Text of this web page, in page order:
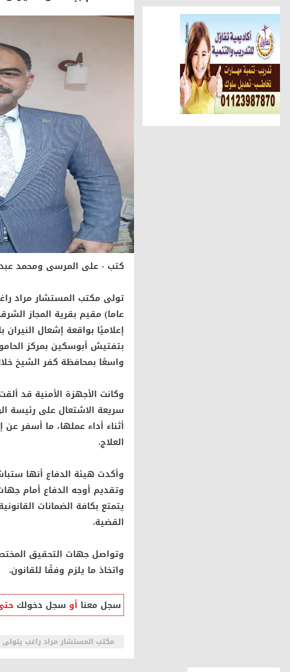
تهنئة الجريدة للاستاذ عبد السلام بلتاجي
أهم الأخبار
الوحدة المحلية بالحامول تستعين بسيارات طوارئ
حوادث وقضايا
ضبط عاطل وسيدة أثناء تعاطيهما المخدرات
مقالات وكتّاب
عطوة الزقم يكتب.. عبدالهادى حجازى الرجل
مقالات وكتّاب
شافيه ابو سمرة تكتب: فى حفل الزفاف ذكريات
شحاتة يهنئ عبد الحميد لنجاح نجله فى الثانوية
كتب - على المرسى ومحمد
عاما) مقيم بقرية المجاز
إعلاميًا بواقعة إشعال
بتفتيش أبوسكين بمركز
واسعًا بمحافظة كفر الشيخ
وكانت الأجهزة الأمنية قد
سريعة الاشتعال على رئيسة
أثناء أداء عملها، ما أسفر
العلاج.
وأكدت هيئة الدفاع أنها
وتقديم أوجه الدفاع أمام
يتمتع بكافة الضمانات
القضية.
وتواصل جهات التحقيق
واتخاذ ما يلزم وفقًا للقانون.
سجل معنا أو سجل دخولك
مكتب المستشار مراد راغب يتولى